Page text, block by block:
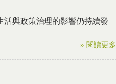
活與政策治理的影響仍持續發
» 閱讀更多